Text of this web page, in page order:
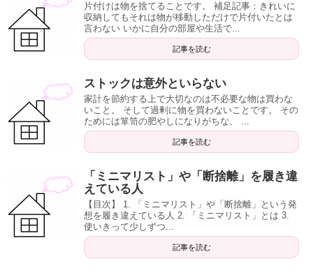
片付けは物を捨てることです。 補足記事：きれいに
収納してもそれは物が移動しただけで片付いたとは
言わない いかに自分の部屋や生活で...
記事を読む
ストックは意外といらない
家計を節約する上で大切なのは不必要な物は買わな
いこと。 そして過剰に物を買わないことです。 その
ためには箪笥の肥やしになりがちな、 ...
記事を読む
「ミニマリスト」や「断捨離」を履き違
えている人
【目次】 1. 「ミニマリスト」や「断捨離」という発
想を履き違えている人 2. 「ミニマリスト」とは 3.
使いきって少しずつ...
記事を読む